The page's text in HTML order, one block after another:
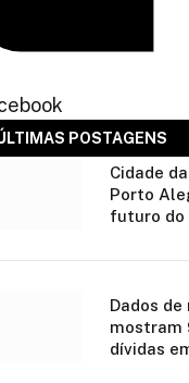
POSTAGENS
Cidade
Porto
futuro do
Dados de
mostram
dívidas